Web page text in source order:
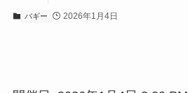
バギー 2026年1月4日